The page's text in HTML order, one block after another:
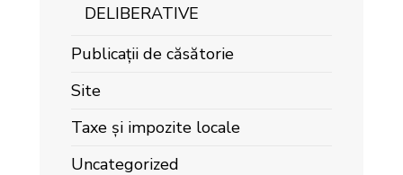
DELIBERATIVE
Publicații de căsătorie
Site
Taxe și impozite locale
Uncategorized